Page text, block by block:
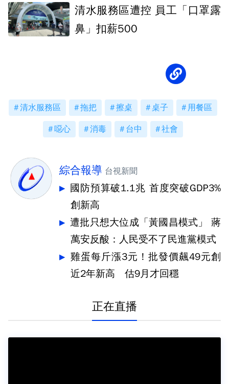
清水服務區遭控 員工「口罩露
鼻」扣薪500
清水服務區 拖把 擦桌 桌子 用餐區
噁心 消毒 台中 社會
綜合報導 台視新聞
國防預算破1.1兆 首度突破GDP3%
創新高
遭批只想大位成「黃國昌模式」 蔣
萬安反酸：人民受不了民進黨模式
雞蛋每斤漲3元！批發價飆49元創
近2年新高 估9月才回穩
正在直播